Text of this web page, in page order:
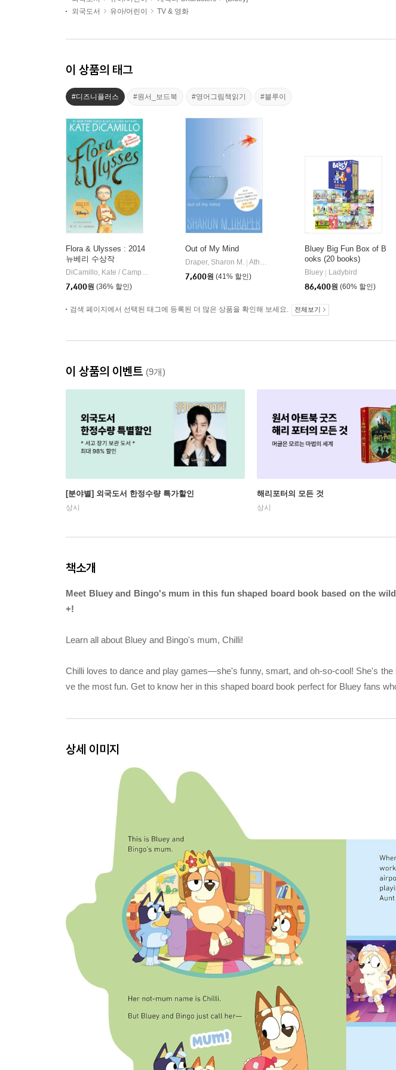
외국도서
유아/어린이 TV & 영화
이 상품의 태그
#디즈니플러스 #원서_보드북 #영어그림책읽기 #블루이
Flora & Ulysses : 2014
뉴베리 수상작
DiCamillo, Kate / Campbell, K. G.
Candlewick Press (MA)
7,400원 (36% 할인)
Out of My Mind
Draper, Sharon M. Atheneum Books for Young Readers
7,600원 (41% 할인)
Bluey Big Fun Box of B
ooks (20 books)
Bluey
Ladybird
86,400원 (60% 할인)
검색 페이지에서 선택된 태그에 등록된 더 많은 상품을 확인해 보세요. 전체보기
이 상품의 이벤트 (9개)
[분야별] 외국도서 한정수량 특가할인
상시
해리포터의 모든 것
상시
책소개
Meet Bluey and Bingo's mum in this fun shaped board book based on the
+!
Learn all about Bluey and Bingo's mum, Chilli!
Chilli loves to dance and play games—she's funny, smart, and oh-so-cool! She's
ve the most fun. Get to know her in this shaped board book perfect for Bluey fans
상세 이미지